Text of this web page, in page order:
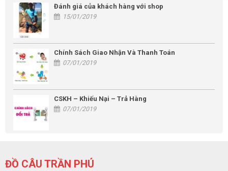
Đánh giá của khách hàng với shop
15/01/2019
Chính Sách Giao Nhận Và Thanh Toán
07/01/2019
CSKH – Khiếu Nại – Trả Hàng
07/01/2019
ĐỒ CÂU TRẦN PHÚ